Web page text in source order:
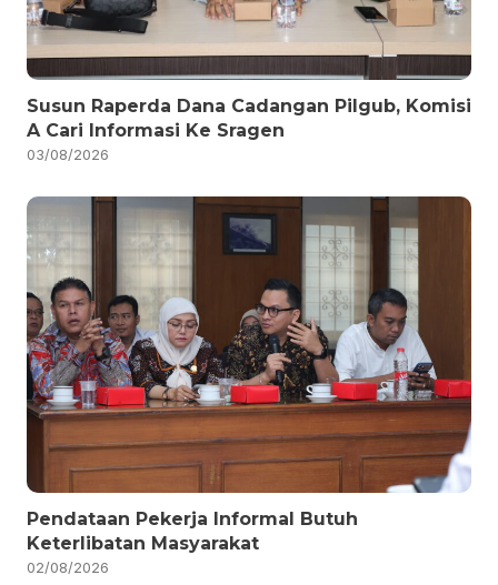
Susun Raperda Dana Cadangan Pilgub, Komisi
A Cari Informasi Ke Sragen
03/08/2026
Pendataan Pekerja Informal Butuh
Keterlibatan Masyarakat
02/08/2026